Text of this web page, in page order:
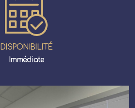
DISPONIBILITÉ
Immédiate